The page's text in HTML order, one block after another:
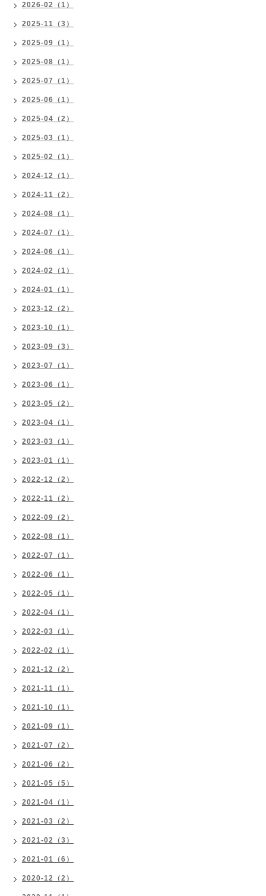
2026-02（1）
2025-11（3）
2025-09（1）
2025-08（1）
2025-07（1）
2025-06（1）
2025-04（2）
2025-03（1）
2025-02（1）
2024-12（1）
2024-11（2）
2024-08（1）
2024-07（1）
2024-06（1）
2024-02（1）
2024-01（1）
2023-12（2）
2023-10（1）
2023-09（3）
2023-07（1）
2023-06（1）
2023-05（2）
2023-04（1）
2023-03（1）
2023-01（1）
2022-12（2）
2022-11（2）
2022-09（2）
2022-08（1）
2022-07（1）
2022-06（1）
2022-05（1）
2022-04（1）
2022-03（1）
2022-02（1）
2021-12（2）
2021-11（1）
2021-10（1）
2021-09（1）
2021-07（2）
2021-06（2）
2021-05（5）
2021-04（1）
2021-03（2）
2021-02（3）
2021-01（6）
2020-12（2）